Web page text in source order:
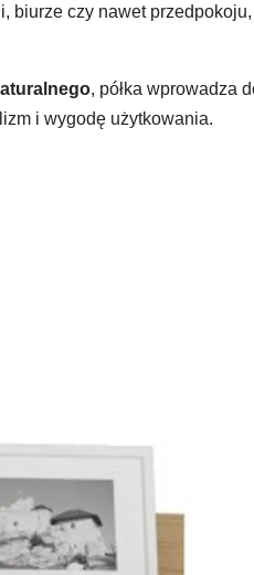
biurze czy nawet
, półka wprowadza
i wygodę użytkowania.